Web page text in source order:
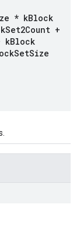
* kBlock
Set2Count +
kBlock
SetSize